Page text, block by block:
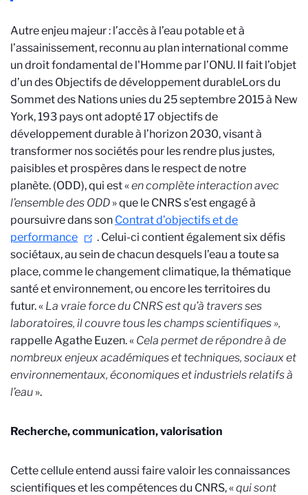
Autre enjeu majeur : l’accès à l’eau potable et à
l’assainissement, reconnu au plan international comme
un droit fondamental de l'Homme par l’ONU. Il fait l’objet
d’un des Objectifs de développement durableLors du
Sommet des Nations unies du 25 septembre 2015 à New
York, 193 pays ont adopté 17 objectifs de
développement durable à l’horizon 2030, visant à
transformer nos sociétés pour les rendre plus justes,
paisibles et prospères dans le respect de notre
planète. (ODD), qui est «en complète interaction avec
l’ensemble des ODD » que le CNRS s’est engagé à
poursuivre dans son Contrat d’objectifs et de
performance
. Celui-ci contient également six défis
sociétaux, au sein de chacun desquels l’eau a toute sa
place, comme le changement climatique, la thématique
santé et environnement, ou encore les territoires du
futur. « La vraie force du CNRS est qu’à travers ses
laboratoires, il couvre tous les champs scientifiques »,
rappelle Agathe Euzen. « Cela permet de répondre à de
nombreuxenjeux académiques et techniques, sociaux et
environnementaux, économiques et industriels relatifs à
l’eau ».
Recherche, communication, valorisation
Cette cellule entend aussi faire valoir les connaissances
scientifiques et les compétences du CNRS, «qui sont